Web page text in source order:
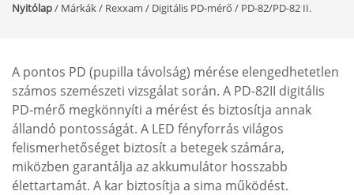
Nyitólap/ Márkák/ Rexxam / Digitális PD-mérő / PD-82/PD-82 II.
A pontos PD (pupilla távolság) mérése elengedhetetlen
számos szemészeti vizsgálat során. A PD-82II digitális
PD-mérő megkönnyíti a mérést és biztosítja annak
állandó pontosságát. A LED fényforrás világos
felismerhetőséget biztosít a betegek számára,
miközben garantálja az akkumulátor hosszabb
élettartamát. A kar biztosítja a sima működést.